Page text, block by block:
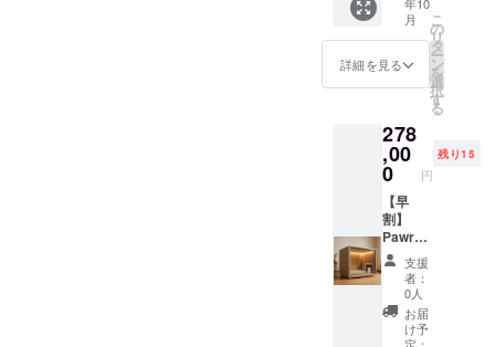
とス
テッ
カーを
ご提供
しま
す。 ・
展開：
白, 黒，
グレー
・商品
ステッ
カーサ
イズ：
7.5cm×
7.5cm
1. 本商
品の
メー
カー情
月
詳細を見る
こ
の
リ
タ
ー
ン
を
選
択
す
る
278
,00
0 円
残り15
【早
割】
Pawrad
iseミニ
サイズ×
ステッ
カー ・
Pawrad
iseミニ
支援
者：
0人
お届
け予